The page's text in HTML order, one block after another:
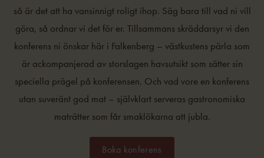
så är det att ha vansinnigt roligt ihop. Säg bara till vad ni vill
göra, så ordnar vi det för er. Tillsammans skräddarsyr vi den
konferens ni önskar här i Falkenberg – västkustens pärla som
är ackompanjerad av storslagen havsutsikt som sätter sin
speciella prägel på konferensen. Och vad vore en konferens
utan suveränt god mat – självklart serveras gastronomiska
maträtter som får smaklökarna att jubla.
Boka konferens